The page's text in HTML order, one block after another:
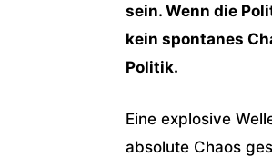
sein. Wenn die
kein spontanes
Politik.
Eine explosive
absolute Chaos